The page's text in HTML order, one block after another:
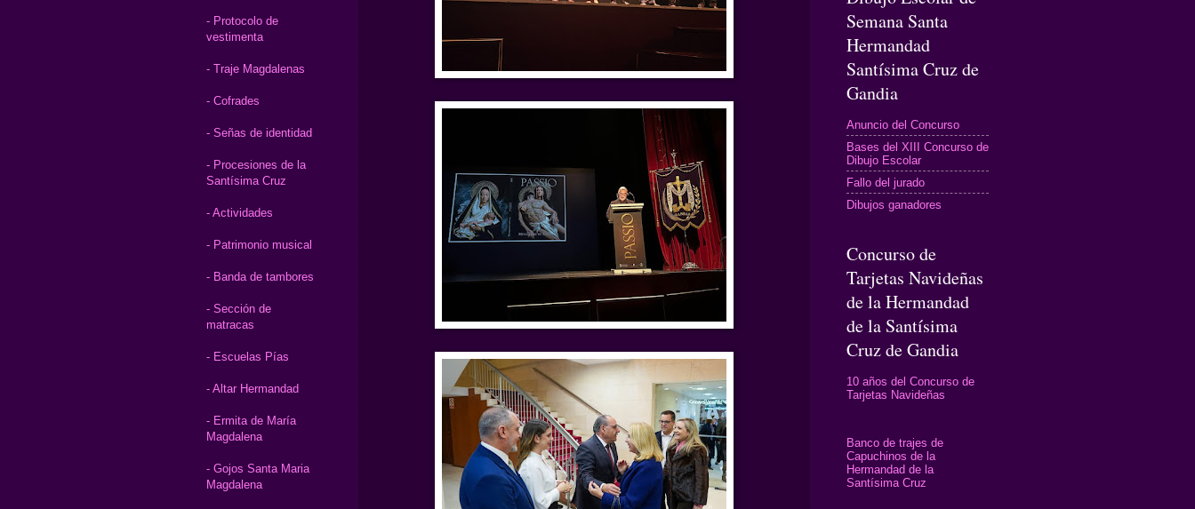
- Protocolo de
vestimenta
- Traje Magdalenas
- Cofrades
- Señas de identidad
- Procesiones de la
Santísima Cruz
- Actividades
- Patrimonio musical
- Banda de tambores
- Sección de
matracas
- Escuelas Pías
- Altar Hermandad
- Ermita de María
Magdalena
- Gojos Santa Maria
Magdalena
Semana Santa
Hermandad
Santísima Cruz de
Gandia
Anuncio del Concurso
Bases del XIII Concurso de
Dibujo Escolar
Fallo del jurado
Dibujos ganadores
Concurso de
Tarjetas Navideñas
de la Hermandad
de la Santísima
Cruz de Gandia
10 años del Concurso de
Tarjetas Navideñas
Banco de trajes de
Capuchinos de la
Hermandad de la
Santísima Cruz